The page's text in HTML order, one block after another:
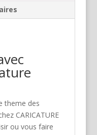
theme des
CARICATURE
ou vous faire